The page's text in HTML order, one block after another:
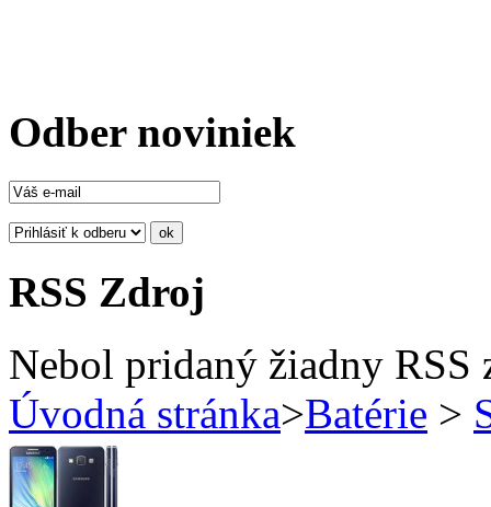
Odber noviniek
RSS Zdroj
Nebol pridaný žiadny RSS
Úvodná stránka>Batérie >